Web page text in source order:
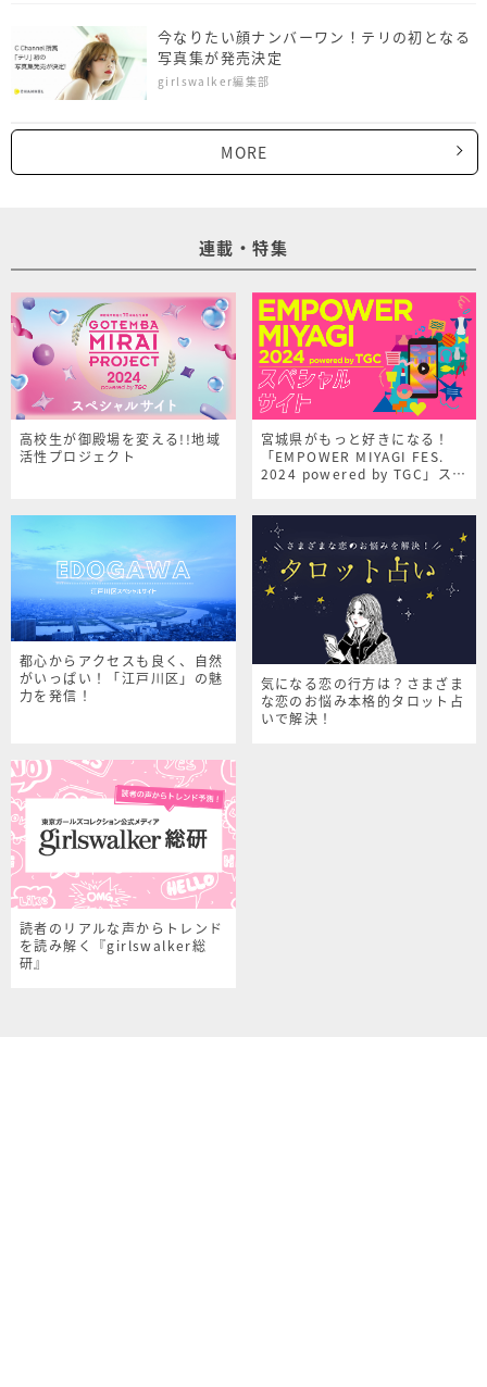
今なりたい顔ナンバーワン！テリの初となる
写真集が発売決定
girlswalker編集部
MORE
連載・特集
高校生が御殿場を変える!!地域
活性プロジェクト
宮城県がもっと好きになる！
「EMPOWER MIYAGI FES.
2024 powered by TGC」スペ
都心からアクセスも良く、自然
がいっぱい！「江戸川区」の魅
力を発信！
気になる恋の行方は？さまざま
な恋のお悩み本格的タロット占
いで解決！
読者のリアルな声からトレンド
を読み解く『girlswalker総
研』